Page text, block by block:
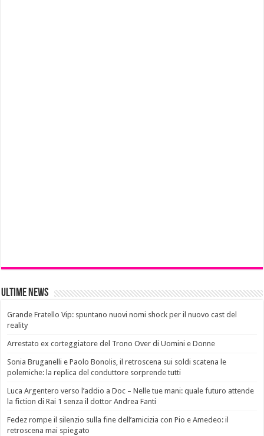
Ultime News
Grande Fratello Vip: spuntano nuovi nomi shock per il nuovo cast del
reality
Arrestato ex corteggiatore del Trono Over di Uomini e Donne
Sonia Bruganelli e Paolo Bonolis, il retroscena sui soldi scatena le
polemiche: la replica del conduttore sorprende tutti
Luca Argentero verso l’addio a Doc – Nelle tue mani: quale futuro attende
la fiction di Rai 1 senza il dottor Andrea Fanti
Fedez rompe il silenzio sulla fine dell’amicizia con Pio e Amedeo: il
retroscena mai spiegato